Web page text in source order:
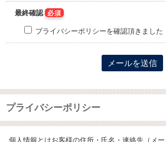
最終確認 必須
プライバシーポリシーを確認頂きました
プライバシーポリシー
個人情報とはお客様の住所・氏名・連絡先（メ